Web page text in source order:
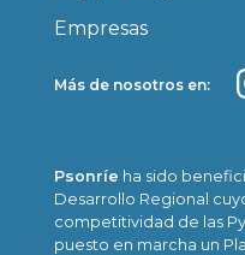
Empresas
Más de nosotros en:
Psonríe ha sido
Desarrollo Regional
competitividad de las
puesto en marcha un